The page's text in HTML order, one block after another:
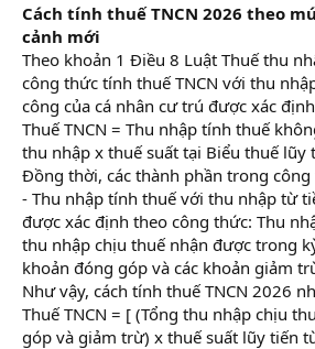
Cách tính thuế TNCN 2026 theo
cảnh mới
Theo khoản 1 Điều 8 Luật Thuế thu
công thức tính thuế TNCN với thu
công của cá nhân cư trú được xác
Thuế TNCN = Thu nhập tính thuế
thu nhập x thuế suất tại Biểu thuế lũy
Đồng thời, các thành phần trong
- Thu nhập tính thuế với thu nhập từ
được xác định theo công thức: Thu
thu nhập chịu thuế nhận được trong
khoản đóng góp và các khoản giảm
Như vậy, cách tính thuế TNCN 2026
Thuế TNCN = [ (Tổng thu nhập chịu
góp và giảm trừ) x thuế suất lũy tiến